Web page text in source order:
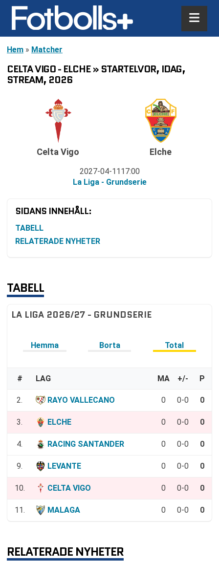
Hem » Matcher
CELTA VIGO - ELCHE » STARTELVOR, IDAG,
STREAM, 2026
Celta Vigo
2027-04-11 17:00
La Liga - Grundserie
Elche
SIDANS INNEHÅLL:
TABELL
RELATERADE NYHETER
TABELL
LA LIGA 2026/27 - GRUNDSERIE
Hemma Borta Total
# LAG MA +/- P
2. RAYO VALLECANO 0 0-0 0
3. ELCHE 0 0-0 0
4. RACING SANTANDER 0 0-0 0
9. LEVANTE 0 0-0 0
10. CELTA VIGO 0 0-0 0
11. MALAGA 0 0-0 0
RELATERADE NYHETER